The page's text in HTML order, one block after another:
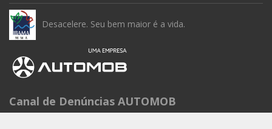
Desacelere. Seu bem maior é a vida.
Canal de Denúncias AUTOMOB